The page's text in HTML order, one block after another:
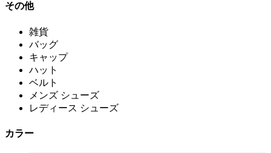
その他
雑貨
バッグ
キャップ
ハット
ベルト
メンズ シューズ
レディース シューズ
カラー